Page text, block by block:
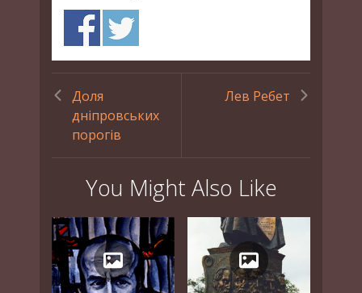
Доля
дніпровських
порогів
Лев Ребет
You Might Also Like